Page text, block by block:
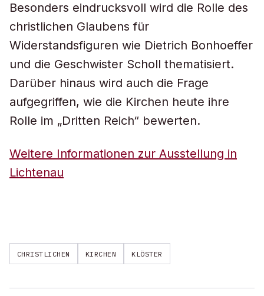
Besonders eindrucksvoll wird die Rolle des
christlichen Glaubens für
Widerstandsfiguren wie Dietrich Bonhoeffer
und die Geschwister Scholl thematisiert.
Darüber hinaus wird auch die Frage
aufgegriffen, wie die Kirchen heute ihre
Rolle im „Dritten Reich“ bewerten.
Weitere Informationen zur Ausstellung in
Lichtenau
CHRISTLICHEN KIRCHEN KLÖSTER